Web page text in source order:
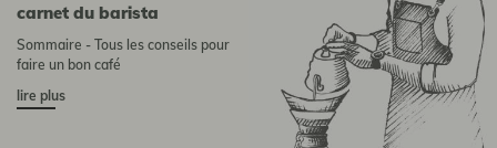
Carnet du barista
Sommaire - Tous les conseils pour
faire un bon café
lire plus